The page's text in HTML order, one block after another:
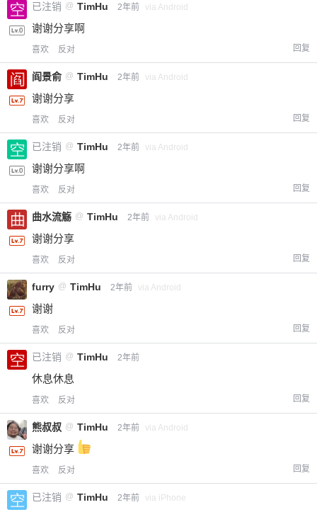
已注销 @ TimHu 2年前 via Android
谢谢分享啊
喜欢 反对 回复
阎景俞 @ TimHu 2年前 via Android
谢谢分享
喜欢 反对 回复
已注销 @ TimHu 2年前 via Android
谢谢分享啊
喜欢 反对 回复
曲水流觞 @ TimHu 2年前 via Android
谢谢分享
喜欢 反对 回复
furry @ TimHu 2年前 via Android
谢谢
喜欢 反对 回复
已注销 @ TimHu 2年前
休息休息
喜欢 反对 回复
熊叔叔 @ TimHu 2年前 via Android
谢谢分享
喜欢 反对 回复
已注销 @ TimHu 2年前 via iPhone